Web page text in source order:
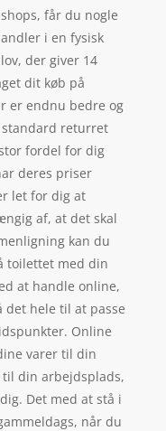
får du nogle
i en fysisk
der giver 14
dit køb på
er endnu bedre og
returret
fordel for dig
deres priser
let for dig at
af, at det skal
kan du
toilettet med din
at handle online,
hele til at passe
Online
varer til din
din arbejdsplads,
Det med at stå i
når du